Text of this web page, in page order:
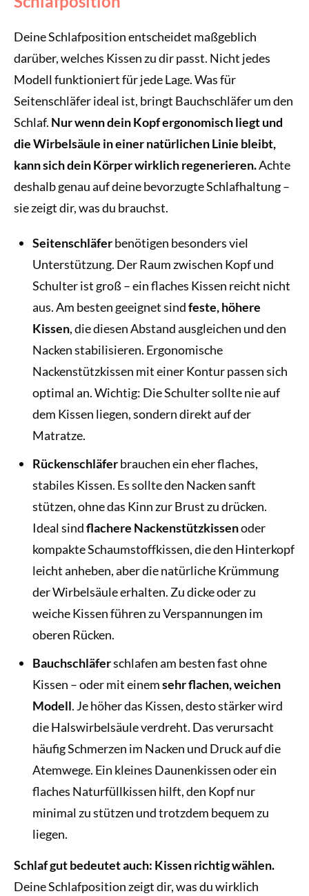
Deine Schlafposition entscheidet maßgeblich
darüber, welches Kissen zu dir passt. Nicht jedes
Modell funktioniert für jede Lage. Was für
Seitenschläfer ideal ist, bringt Bauchschläfer um den
Schlaf. Nur wenn dein Kopf ergonomisch liegt und
die Wirbelsäule in einer natürlichen Linie bleibt,
kann sich dein Körper wirklich regenerieren.Achte
deshalb genau auf deine bevorzugte Schlafhaltung –
sie zeigt dir, was du brauchst.
Seitenschläferbenötigen besonders viel
Unterstützung. Der Raum zwischen Kopf und
Schulter ist groß – ein flaches Kissen reicht nicht
aus. Am besten geeignet sindfeste, höhere
Kissen, die diesen Abstand ausgleichen und den
Nacken stabilisieren. Ergonomische
Nackenstützkissen mit einer Kontur passen sich
optimal an. Wichtig: Die Schulter sollte nie auf
dem Kissen liegen, sondern direkt auf der
Matratze.
Rückenschläferbrauchen ein eher flaches,
stabiles Kissen. Es sollte den Nacken sanft
stützen, ohne das Kinn zur Brust zu drücken.
Ideal sindflachere Nackenstützkissenoder
kompakte Schaumstoffkissen, die den Hinterkopf
leicht anheben, aber die natürliche Krümmung
der Wirbelsäule erhalten. Zu dicke oder zu
weiche Kissen führen zu Verspannungen im
oberen Rücken.
Bauchschläferschlafen am besten fast ohne
Kissen – oder mit einemsehr flachen, weichen
Modell. Je höher das Kissen, desto stärker wird
die Halswirbelsäule verdreht. Das verursacht
häufig Schmerzen im Nacken und Druck auf die
Atemwege. Ein kleines Daunenkissen oder ein
flaches Naturfüllkissen hilft, den Kopf nur
minimal zu stützen und trotzdem bequem zu
liegen.
Schlaf gut bedeutet auch: Kissen richtig wählen.
Deine Schlafposition zeigt dir, was du wirklich